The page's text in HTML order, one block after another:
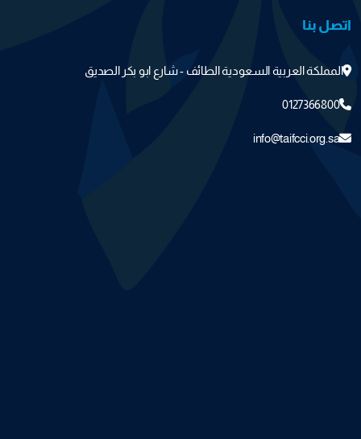
اتصل بنا
المملكة العربية السعودية الطائف - شارع ابو بكر الصديق
0127366800
info@taifcci.org.sa